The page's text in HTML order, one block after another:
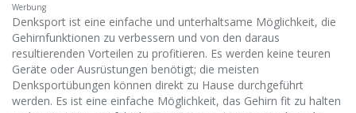
Werbung
Denksport ist eine einfache und unterhaltsame Möglichkeit, die
Gehirnfunktionen zu verbessern und von den daraus
resultierenden Vorteilen zu profitieren. Es werden keine teuren
Geräte oder Ausrüstungen benötigt; die meisten
Denksportübungen können direkt zu Hause durchgeführt
werden. Es ist eine einfache Möglichkeit, das Gehirn fit zu halten